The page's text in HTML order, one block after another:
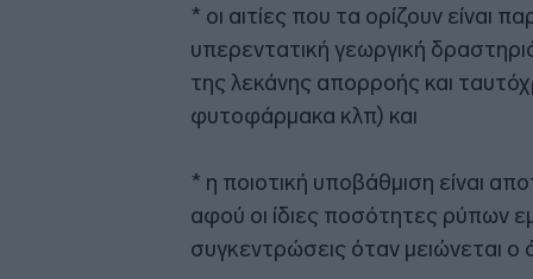
* οι αιτίες που τα ορίζουν είναι
υπερεντατική γεωργική
της λεκάνης απορροής και
φυτοφάρμακα κλπ) και
* η ποιοτική υποβάθμιση είναι
αφού οι ίδιες ποσότητες ρύπων
συγκεντρώσεις όταν μειώνεται ο